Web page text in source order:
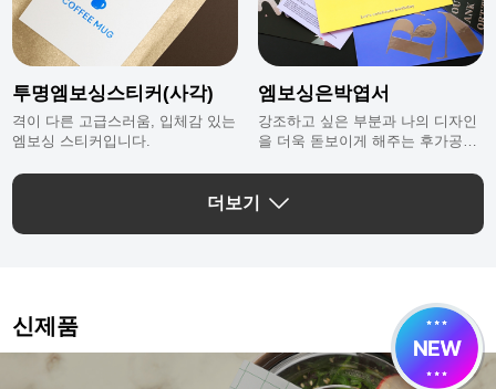
투명엠보싱스티커(사각)
격이 다른 고급스러움, 입체감 있는
엠보싱 스티커입니다.
엠보싱은박엽서
강조하고 싶은 부분과 나의 디자인
을 더욱 돋보이게 해주는 후가공으
더보기
신제품